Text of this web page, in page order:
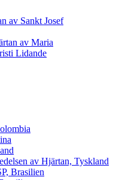
av Sankt Josef
av Maria
Lidande
av Hjärtan, Tyskland
Brasilien